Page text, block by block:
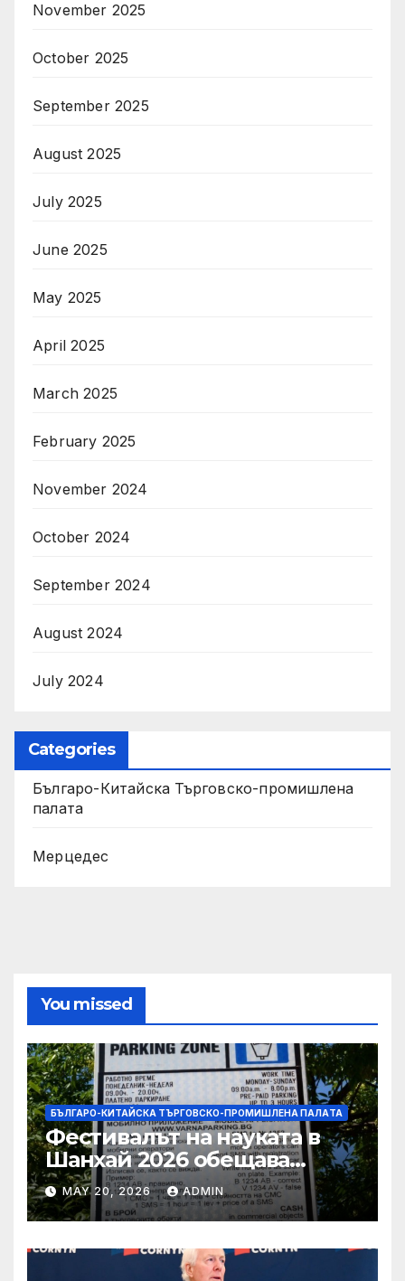
November 2025
October 2025
September 2025
August 2025
July 2025
June 2025
May 2025
April 2025
March 2025
February 2025
November 2024
October 2024
September 2024
August 2024
July 2024
Categories
Българо-Китайска Търговско-промишлена
палaта
Мерцедес
You missed
БЪЛГАРО-КИТАЙСКА ТЪРГОВСКО-ПРОМИШЛЕНА ПАЛAТА
Фестивалът на науката в
Шанхай 2026 обещава
вълнуващи научно-
технологични иновации
MAY 20, 2026 ADMIN